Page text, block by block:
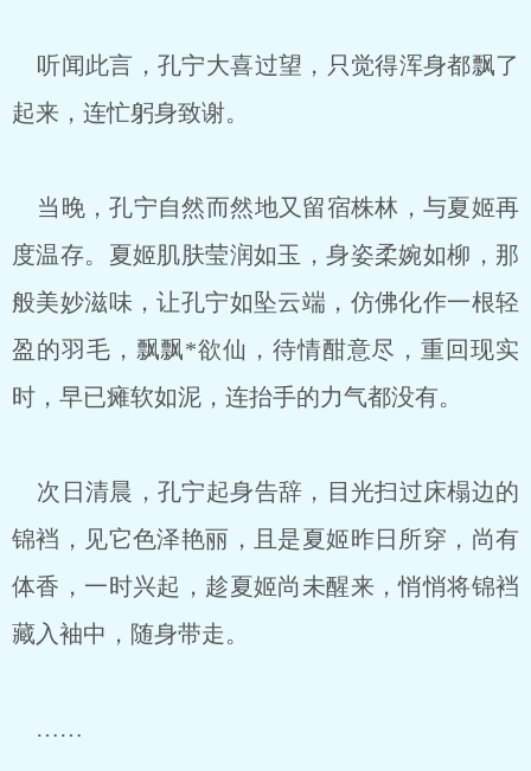
听闻此言，孔宁大喜过望，只觉得浑身都飘了
起来，连忙躬身致谢。
当晚，孔宁自然而然地又留宿株林，与夏姬再
度温存。夏姬肌肤莹润如玉，身姿柔婉如柳，那
般美妙滋味，让孔宁如坠云端，仿佛化作一根轻
盈的羽毛，飘飘*欲仙，待情酣意尽，重回现实
时，早已瘫软如泥，连抬手的力气都没有。
次日清晨，孔宁起身告辞，目光扫过床榻边的
锦裆，见它色泽艳丽，且是夏姬昨日所穿，尚有
体香，一时兴起，趁夏姬尚未醒来，悄悄将锦裆
藏入袖中，随身带走。
……